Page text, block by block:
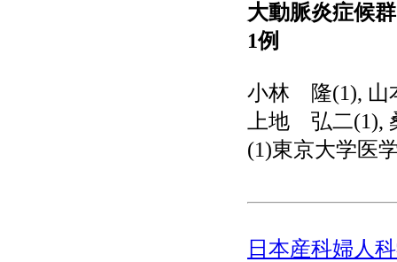
大動脈炎症候
1例
小林 隆(1),
上地 弘二
(1)東京大学医
日本産科婦人